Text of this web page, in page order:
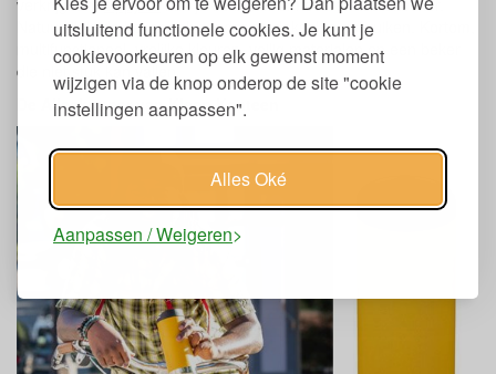
uitsluitend functionele cookies. Je kunt je
cookievoorkeuren op elk gewenst moment
wijzigen via de knop onderop de site "cookie
instellingen aanpassen".
Alles Oké
Aanpassen / Weigeren
Natuurlijk is de beker ook zonder de deksel te gebruiken. Kortom,
multifunctioneel, vrolijke kleuren, veilig materialen en een beker
die niet stuk kan vallen.
De Alleskunner van Klean Kanteen